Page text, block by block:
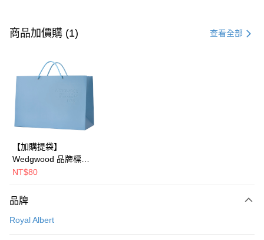
信用卡一次付款
3 期 0 利率 每期
國泰世華商業銀行
臺灣中小企業銀行
匯豐（台灣）商業銀行
聯邦商業銀行
元大商業銀行
台新國際商業銀行
台灣樂天信用卡公司
LINE Pay
Apple Pay
Google Pay
每筆NT$200，滿NT$3,000(含以上)免運費
商品加價購 (1) 查看全部
【加購提袋】
Wedgwood 品牌標誌
橫式提袋(長43x寬22x
NT$80
品牌
Royal Albert